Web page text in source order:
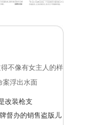
不像有女主人的样
浮出水面
改装枪支
督办的销售盗版儿